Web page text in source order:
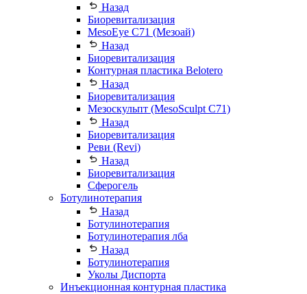
Назад
Биоревитализация
MesoEye С71 (Мезоай)
Назад
Биоревитализация
Контурная пластика Belotero
Назад
Биоревитализация
Мезоскульпт (MesoSculpt С71)
Назад
Биоревитализация
Реви (Revi)
Назад
Биоревитализация
Сферогель
Ботулинотерапия
Назад
Ботулинотерапия
Ботулинотерапия лба
Назад
Ботулинотерапия
Уколы Диспорта
Инъекционная контурная пластика